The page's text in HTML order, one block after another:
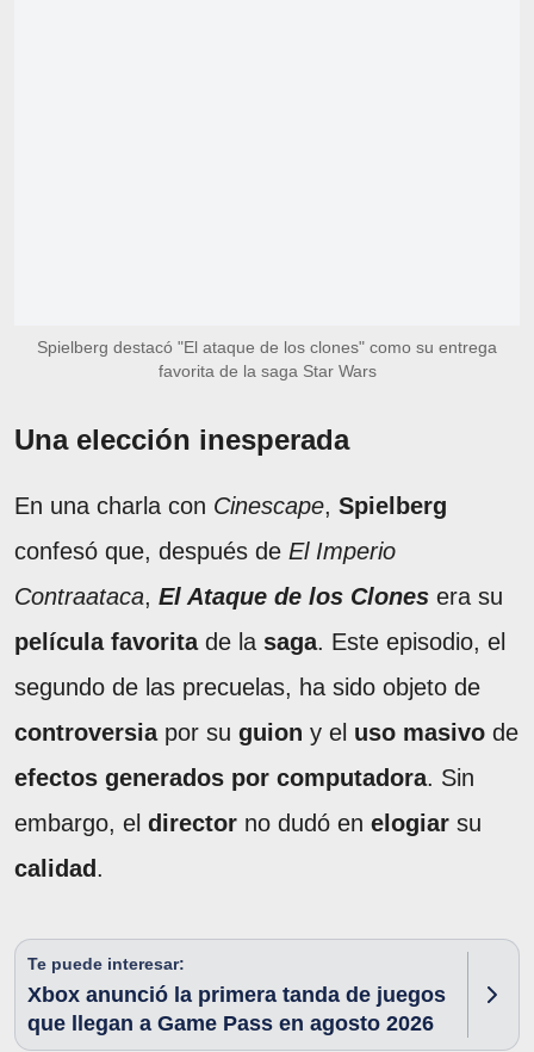
Spielberg destacó "El ataque de los clones" como su entrega
favorita de la saga Star Wars
Una elección inesperada
En una charla con Cinescape, Spielberg
confesó que, después de El Imperio
Contraataca, El Ataque de los Clones era su
película favorita de la saga. Este episodio, el
segundo de las precuelas, ha sido objeto de
controversia por su guion y el uso masivo de
efectos generados por computadora. Sin
embargo, el director no dudó en elogiar su
calidad .
Te puede interesar:
Xbox anunció la primera tanda de juegos
que llegan a Game Pass en agosto 2026